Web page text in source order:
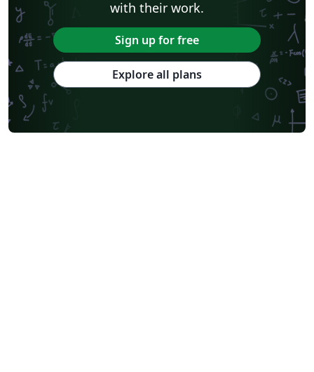
with their work.
Sign up for free
Explore all plans